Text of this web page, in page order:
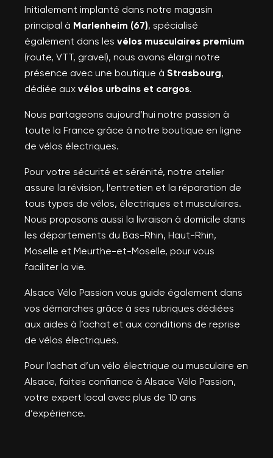
Initialement implanté dans notre magasin
principal à Marlenheim (67), spécialisé
également dans les vélos musculaires premium
(route, VTT, gravel), nous avons élargi notre
présence avec une boutique à Strasbourg,
dédiée aux vélos urbains et cargos.
Nous partageons aujourd’hui notre passion à
toute la France grâce à notre boutique en ligne
de vélos électriques.
Pour votre sécurité et sérénité, notre atelier
assure la révision, l’entretien et la réparation de
tous types de vélos, électriques et musculaires.
Nous proposons aussi la livraison à domicile dans
les départements du Bas-Rhin, Haut-Rhin,
Moselle et Meurthe-et-Moselle, pour vous
faciliter la vie.
Alsace Vélo Passion vous guide également dans
vos démarches grâce à ses rubriques dédiées
aux aides à l’achat et aux conditions de reprise
de vélos électriques.
Pour l’achat d’un vélo électrique ou musculaire en
Alsace, faites confiance à Alsace Vélo Passion,
votre expert local avec plus de 10 ans
d’expérience.